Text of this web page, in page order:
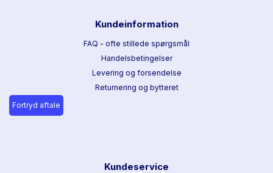
Kundeinformation
FAQ - ofte stillede spørgsmål
Handelsbetingelser
Levering og forsendelse
Returnering og bytteret
Fortryd aftale
Kundeservice